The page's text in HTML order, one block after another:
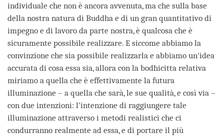
individuale che non è ancora avvenuta, ma che sulla base
della nostra natura di Buddha e di un gran quantitativo di
impegno e di lavoro da parte nostra, è qualcosa che è
sicuramente possibile realizzare. E siccome abbiamo la
convinzione che sia possibile realizzarla e abbiamo un'idea
accurata di cosa essa sia, allora con la bodhicitta relativa
miriamo a quella che è effettivamente la futura
illuminazione – a quella che sarà, le sue qualità, e così via –
con due intenzioni: l'intenzione di raggiungere tale
illuminazione attraverso i metodi realistici che ci
condurranno realmente ad essa, e di portare il più